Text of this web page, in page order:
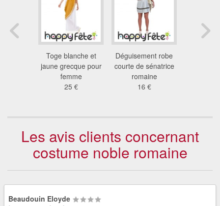
Toge blanche et
jaune grecque pour
femme
25 €
Déguisement robe
courte de sénatrice
romaine
16 €
Les avis clients concernant
costume noble romaine
Beaudouin Eloyde